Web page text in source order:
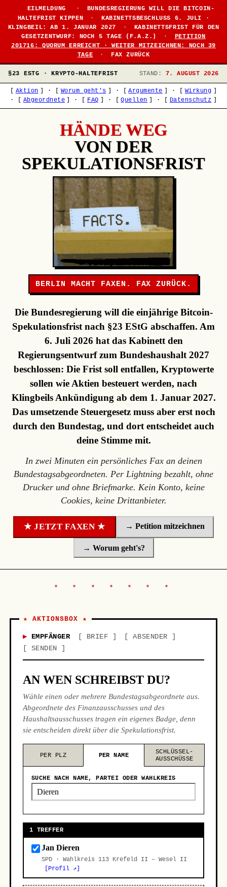
EILMELDUNG ·
BUNDESREGIERUNG WILL DIE BITCOIN-
HALTEFRIST KIPPEN
·
KABINETTSBESCHLUSS 6. JULI ·
KLINGBEIL: AB 1. JANUAR 2027
·
KABINETTSFRIST FÜR DEN
GESETZENTWURF: NOCH 5 TAGE (F.A.Z.)
·
PETITION
201716: QUORUM ERREICHT · WEITER MITZEICHNEN: NOCH 39
TAGE
· FAX ZURÜCK
§23 ESTG · KRYPTO-HALTEFRIST STAND: 7. AUGUST 2026
Aktion · Worum geht's · Argumente · Wirkung
·
Abgeordnete · FAQ · Quellen · Datenschutz
HÄNDE WEG
VON DER
SPEKULATIONSFRIST
BERLIN MACHT FAXEN. FAX ZURÜCK.
Die Bundesregierung will die einjährige Bitcoin-
Spekulationsfrist nach §23 EStG abschaffen. Am
6. Juli 2026 hat das Kabinett den
Regierungsentwurf zum Bundeshaushalt 2027
beschlossen: Die Frist soll entfallen, Kryptowerte
sollen wie Aktien besteuert werden, nach
Klingbeils Ankündigung ab dem 1. Januar 2027.
Das umsetzende Steuergesetz muss aber erst noch
durch den Bundestag, und dort entscheidet auch
deine Stimme mit.
In zwei Minuten ein persönliches Fax an deinen
Bundestagsabgeordneten. Per Lightning bezahlt, ohne
Drucker und ohne Briefmarke. Kein Konto, keine
Cookies, keine Drittanbieter.
★ JETZT FAXEN ★ → Petition mitzeichnen
→ Worum geht's?
★ AKTIONSBOX ★
EMPFÄNGER BRIEF
ABSENDER
SENDEN
AN WEN SCHREIBST DU?
Wähle einen oder mehrere Bundestagsabgeordnete aus.
Abgeordnete des Finanzausschusses und des
Haushaltsausschusses tragen ein eigenes Badge, denn
sie entscheiden direkt über die Spekulationsfrist.
PER PLZ PER NAME
SCHLÜSSEL-
AUSSCHÜSSE
SUCHE NACH NAME, PARTEI ODER WAHLKREIS
1 TREFFER
Jan Dieren
SPD · Wahlkreis 113 Krefeld II – Wesel II
[Profil ↗]